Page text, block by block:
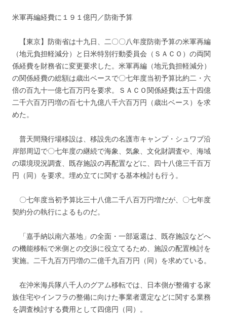
米軍再編経費に１９１億円／防衛予算
【東京】防衛省は十九日、二〇〇八年度防衛予算の米軍再編
（地元負担軽減分）と日米特別行動委員会（ＳＡＣＯ）の両関
係経費を財務省に変更要求した。米軍再編（地元負担軽減分）
の関係経費の総額は歳出ベースで〇七年度当初予算比約二・六
倍の百九十一億七百万円を要求。ＳＡＣＯ関係経費は五十四億
二千六百万円増の百七十九億八千六百万円（歳出ベース）を求
めた。
普天間飛行場移設は、移設先の名護市キャンプ・シュワブ沿
岸部周辺で〇七年度の継続で海象、気象、文化財調査や、海域
の環境現況調査、既存施設の再配置などに、四十八億三千百万
円（同）を要求。埋め立てに関する基本検討も行う。
〇七年度当初予算比三十八億二千八百万円増だが、〇七年度
契約分の執行によるものだ。
「嘉手納以南六基地」の全面・一部返還は、既存施設などへ
の機能移転で米側との交渉に役立てるため、施設の配置検討を
実施。二千九百万円増の二億千九百万円（同）を求めている。
在沖米海兵隊八千人のグアム移転では、日本側が整備する家
族住宅やインフラの整備に向けた事業者選定などに関する業務
を調査検討する費用として四億円（同）。